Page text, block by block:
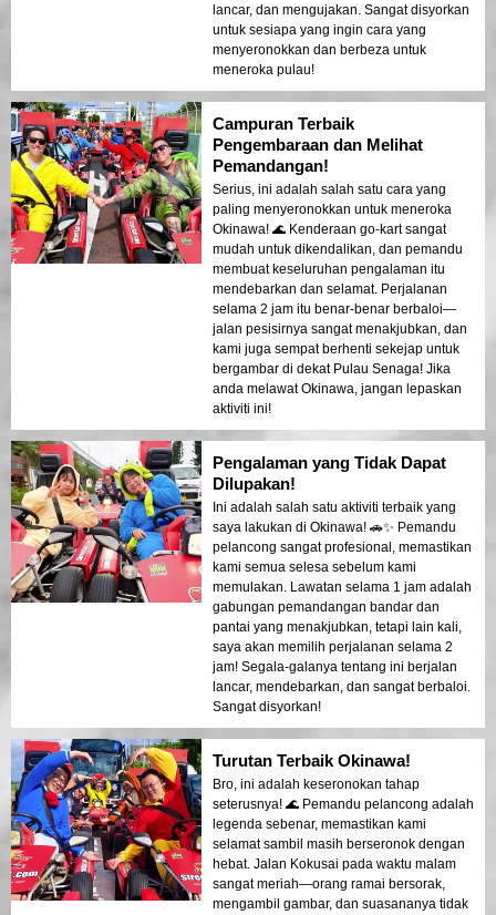
lancar, dan mengujakan. Sangat disyorkan
untuk sesiapa yang ingin cara yang
menyeronokkan dan berbeza untuk
meneroka pulau!
Campuran Terbaik
Pengembaraan dan Melihat
Pemandangan!
Serius, ini adalah salah satu cara yang
paling menyeronokkan untuk meneroka
Okinawa! 🌊 Kenderaan go-kart sangat
mudah untuk dikendalikan, dan pemandu
membuat keseluruhan pengalaman itu
mendebarkan dan selamat. Perjalanan
selama 2 jam itu benar-benar berbaloi—
jalan pesisirnya sangat menakjubkan, dan
kami juga sempat berhenti sekejap untuk
bergambar di dekat Pulau Senaga! Jika
anda melawat Okinawa, jangan lepaskan
aktiviti ini!
Pengalaman yang Tidak Dapat
Dilupakan!
Ini adalah salah satu aktiviti terbaik yang
saya lakukan di Okinawa! 🚗✨ Pemandu
pelancong sangat profesional, memastikan
kami semua selesa sebelum kami
memulakan. Lawatan selama 1 jam adalah
gabungan pemandangan bandar dan
pantai yang menakjubkan, tetapi lain kali,
saya akan memilih perjalanan selama 2
jam! Segala-galanya tentang ini berjalan
lancar, mendebarkan, dan sangat berbaloi.
Sangat disyorkan!
Turutan Terbaik Okinawa!
Bro, ini adalah keseronokan tahap
seterusnya! 🌊 Pemandu pelancong adalah
legenda sebenar, memastikan kami
selamat sambil masih berseronok dengan
hebat. Jalan Kokusai pada waktu malam
sangat meriah—orang ramai bersorak,
mengambil gambar, dan suasananya tidak